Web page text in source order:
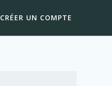
CRÉER UN COMPTE